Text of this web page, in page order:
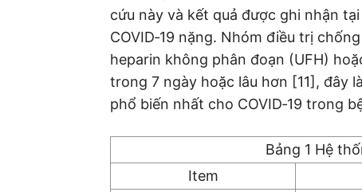
cứu này và kết quả được ghi nhận
COVID‐19 nặng. Nhóm điều trị
heparin không phân đoạn (UFH)
trong 7 ngày hoặc lâu hơn [11], đây
phổ biến nhất cho COVID‐19 trong
Bảng 1 Hệ
Item